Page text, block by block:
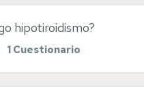
de ovarios poliquísticos
hipotiroidismo?
1 Cuestionario